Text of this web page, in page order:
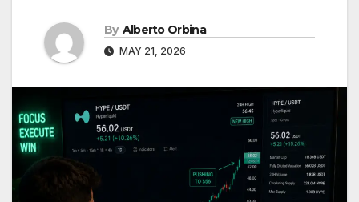
By Alberto Orbina
MAY 21, 2026